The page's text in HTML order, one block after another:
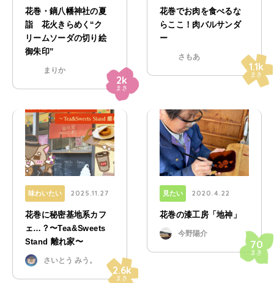
2k
まき
花巻・鏑八幡神社の夏
詣 花火きらめく“ク
リームソーダの切り絵
御朱印”
まりか 1.1k
まき
花巻でお肉を食べるな
らここ！肉バルサンダ
ー
さもあ
2.6k
まき
味わいたい 2025.11.27
花巻に秘密基地系カフ
ェ…？〜Tea&Sweets
Stand 離れ家〜
さいとう みう。
70
まき
見たい 2020.4.22
花巻の漆工房「地神」
今野陽介